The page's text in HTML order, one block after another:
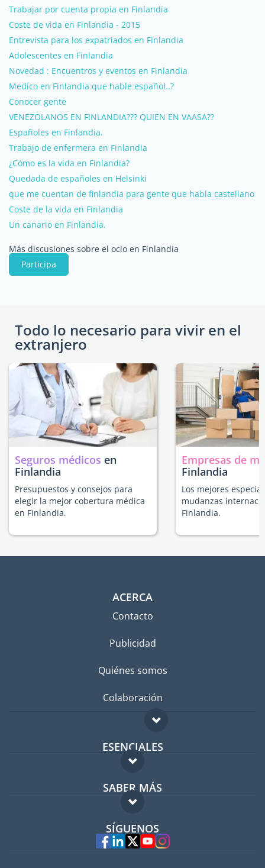
Trabajar por cuenta propia en Finlandia
Coste de vida en Finlandia - 2015
Entrevista para los expatriados en Finlandia
Adolescentes en Finlandia
Novedad : Encuentros y eventos en Finlandia
Medico en Finlandia que hable español..?
Conocer gente
VENEZOLANOS EN FINLANDIA??? QUIEN EN VAASA??
Españoles en Finlandia.
Trabajo de enfermera en Finlandia
¿Cómo es la vida en Finlandia?
Quedada de españoles en Helsinki
que me cuentan de finlandia para gente que habla castellano
Coste de la vida en Finlandia
Un canario en Finlandia.
Más discusiones sobre el ocio en Finlandia
Participa
Todo lo necesario para vivir en el
extranjero
Seguros médicos en
Finlandia
Presupuestos y consejos para
elegir la mejor cobertura médica
en Finlandia.
Empresas de
Finlandia
Los mejores
mudanzas
Finlandia.
ACERCA
Contacto
Publicidad
Quiénes somos
Colaboración
ESENCIALES
Foro para expatriados
Guía para expatriados
Trabajos en el extranjero
SABER MÁS
FAQ
Expertos
SÍGUENOS